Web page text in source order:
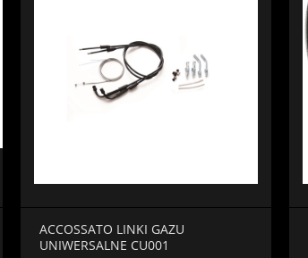
ACCOSSATO LINKI GAZU
UNIWERSALNE CU001